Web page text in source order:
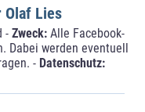
- Zweck: Alle Facebook-
werden eventuell
- Datenschutz:
Lies